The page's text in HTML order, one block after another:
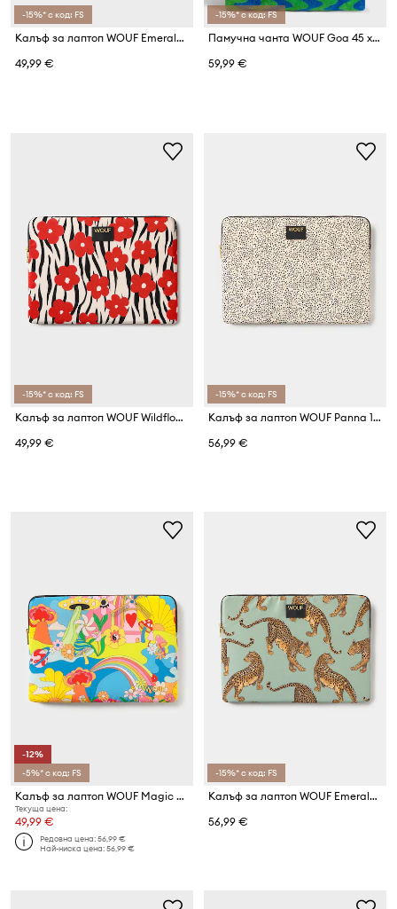
-15%* с код: FS
Калъф за лаптоп WOUF Emerald Leopard 13"/14"
49,99 €
-15%* с код: FS
Памучна чанта WOUF Goa 45 x 65 cm
59,99 €
-15%* с код: FS
Калъф за лаптоп WOUF Wildflower 13"/14"
49,99 €
-15%* с код: FS
Калъф за лаптоп WOUF Panna 15"/16"
56,99 €
-12%
-5%* с код: FS
Калъф за лаптоп WOUF Magic Trip 13"/14"
Текуща цена:
49,99 €
Редовна цена:56,99 €
Най-ниска цена:56,99 €
-15%* с код: FS
Калъф за лаптоп WOUF Emerald Leopard 15"/16"
56,99 €